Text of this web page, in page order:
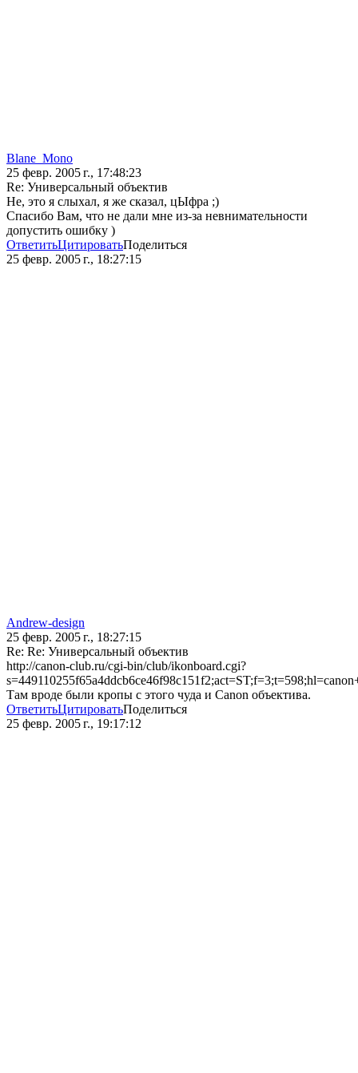
Blane_Mono
25 февр. 2005 г., 17:48:23
Re: Универсальный объектив
Не, это я слыхал, я же сказал, цЫфра ;)
Спасибо Вам, что не дали мне из-за невнимательности
допустить ошибку )
ОтветитьЦитироватьПоделиться
25 февр. 2005 г., 18:27:15
Andrew-design
25 февр. 2005 г., 18:27:15
Re: Re: Универсальный объектив
http://canon-club.ru/cgi-bin/club/ikonboard.cgi?
Там вроде были кропы с этого чуда и Canon объектива.
ОтветитьЦитироватьПоделиться
25 февр. 2005 г., 19:17:12